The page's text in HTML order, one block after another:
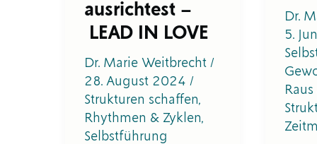
ausrichtest –
LEAD IN LOVE
Dr. Marie Weitbrecht /
28. August 2024 /
Strukturen schaffen,
Rhythmen & Zyklen,
Selbstführung
–
LEAD
IN
LOVE
Dr.
5.